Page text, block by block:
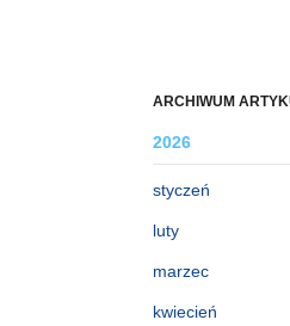
ARCHIWUM
2026
styczeń
luty
marzec
kwiecień